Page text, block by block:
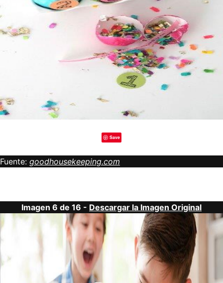
Save
Fuente: goodhousekeeping.com
Imagen 6 de 16 - Descargar la Imagen Original